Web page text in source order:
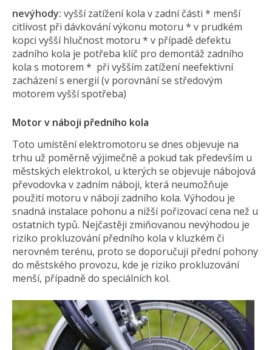
nevýhody: vyšší zatížení kola v zadní části * menší
citlivost při dávkování výkonu motoru * v prudkém
kopci vyšší hlučnost motoru * v případě defektu
zadního kola je potřeba klíč pro demontáž zadního
kola s motorem * při vyšším zatížení neefektivní
zacházení s energií (v porovnání se středovým
motorem vyšší spotřeba)
Motor v náboji předního kola
Toto umístění elektromotoru se dnes objevuje na
trhu už poměrně výjimečně a pokud tak především u
městských elektrokol, u kterých se objevuje nábojová
převodovka v zadním náboji, která neumožňuje
použití motoru v náboji zadního kola. Výhodou je
snadná instalace pohonu a nižší pořizovací cena než u
ostatních typů. Nejčastěji zmiňovanou nevýhodou je
riziko prokluzování předního kola v kluzkém či
nerovném terénu, proto se doporučují přední pohony
do městského provozu, kde je riziko prokluzování
menší, případně do speciálních kol.